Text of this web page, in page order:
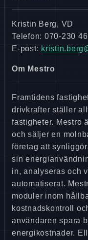
Kristin Berg, VD
Telefon: 070-230
E-post:
Om Mestro
Framtidens
drivkrafter ställer
fastigheter. Mestro
och säljer en
företag att
sin
in, analyseras och
automatiserat.
moduler inom
kostnadskontroll
användaren spara
energikostnader.